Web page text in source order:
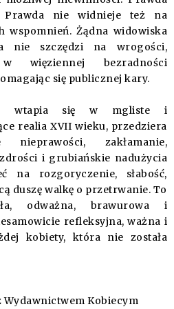
nie widnieje też na
wspomnień. Żądna widowiska
nie szczędzi na wrogości,
więziennej bezradności
się publicznej kary.
wtapia się w mgliste i
realia XVII wieku, przedziera
zakłamanie,
i grubiańskie nadużycia
na rozgoryczenie, słabość,
duszę walkę o przetrwanie. To
odważna, brawurowa i
refleksyjna, ważna i
kobiety, która nie została
Wydawnictwem Kobiecym